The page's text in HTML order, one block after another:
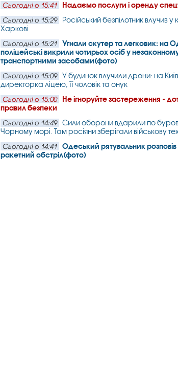
Сьогодні о 15:41 Надаємо послуги і оренду
Сьогодні о 15:29
Російський безпілотник влучив
Харкові
Сьогодні о 15:21
Угнали скутер та легковик: на
поліцейські викрили чотирьох осіб у
транспортними засобами(фото)
Сьогодні о 15:09
У будинок влучили дрони: на
директорка ліцею, її чоловік та онук
Сьогодні о 15:00
Не ігноруйте застереження -
правил безпеки
Сьогодні о 14:49
Сили оборони вдарили по
Чорному морі. Там росіяни зберігали військову
Сьогодні о 14:41
Одеський рятувальник
ракетний обстріл(фото)